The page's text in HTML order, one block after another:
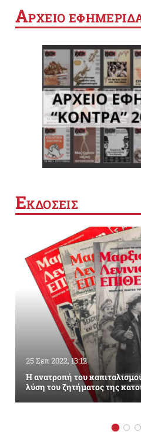
ΑΡΧΕΙΟ
ΕΚΔΟΣΕΙΣ
25 Σεπ 2022, 13:12
Η ανατροπή του
λύση του ζητήματος της